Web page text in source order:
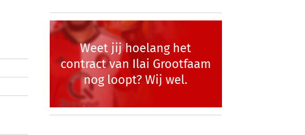
Weet jij hoelang het
contract van Ilai Grootfaam
nog loopt? Wij wel.